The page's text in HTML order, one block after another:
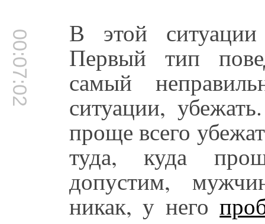
00:07:02 В этой
Первый тип
самый
ситуации,
проще всего
туда, куда
допустим,
никак, у него